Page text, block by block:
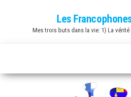
Les
Mes trois buts dans la vie: 1) La vérité